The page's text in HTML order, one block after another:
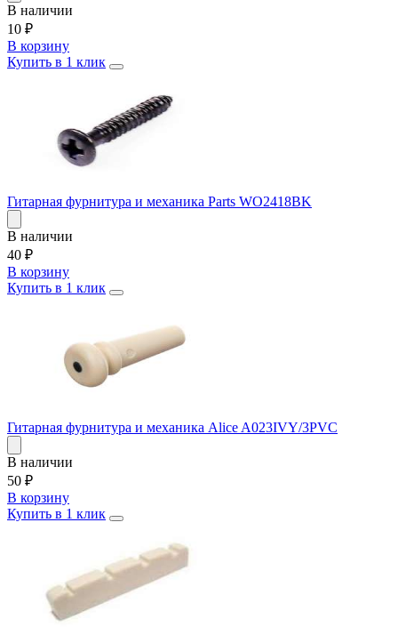
В наличии
10 ₽
В корзину
Купить в 1 клик
Гитарная фурнитура и механика Parts WO2418BK
В наличии
40 ₽
В корзину
Купить в 1 клик
Гитарная фурнитура и механика Alice A023IVY/3PVC
В наличии
50 ₽
В корзину
Купить в 1 клик